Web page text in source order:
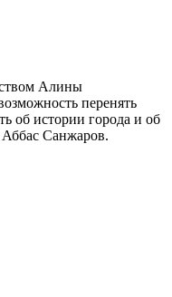
Алины
перенять
об истории города и об
Санжаров.